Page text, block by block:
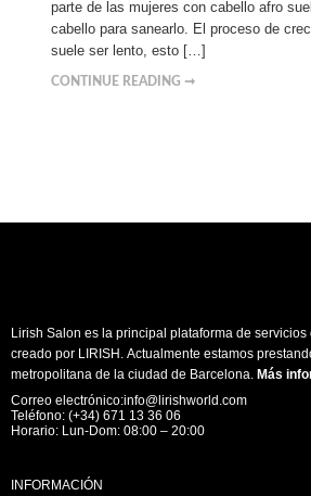
parte de las mujeres con cabello afro
cabello para sanearlo. El proceso de
suele ser lento, esto […]
CONTINUE READING ➞
Lirish Salon es la principal plataforma de
creado por LIRISH. Actualmente estamos
metropolitana de la ciudad de Barcelona. Más
Correo electrónico:info@lirishworld.com
Teléfono: (+34) 671 13 36 06
Horario: Lun-Dom: 08:00 – 20:00
INFORMACIÓN